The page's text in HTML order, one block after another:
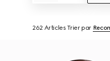
262 Articles Trier par